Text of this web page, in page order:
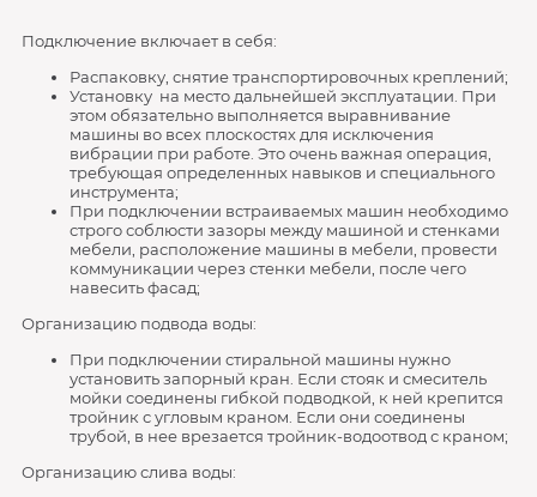
Подключение включает в себя:
Распаковку, снятие транспортировочных креплений;
Установку на место дальнейшей эксплуатации. При
этом обязательно выполняется выравнивание
машины во всех плоскостях для исключения
вибрации при работе. Это очень важная операция,
требующая определенных навыков и специального
инструмента;
При подключении встраиваемых машин необходимо
строго соблюсти зазоры между машиной и стенками
мебели, расположение машины в мебели, провести
коммуникации через стенки мебели, после чего
навесить фасад;
Организацию подвода воды:
При подключении стиральной машины нужно
установить запорный кран. Если стояк и смеситель
мойки соединены гибкой подводкой, к ней крепится
тройник с угловым краном. Если они соединены
трубой, в нее врезается тройник-водоотвод с краном;
Организацию слива воды: